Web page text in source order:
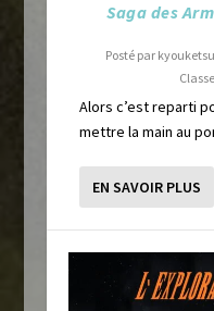
Saga des
Posté par
Alors c’est reparti
mettre la main au
EN SAVOIR PLUS